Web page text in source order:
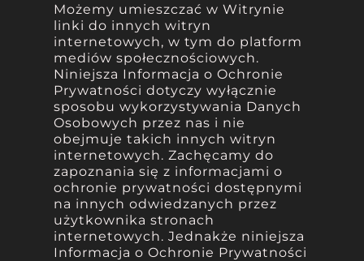
Możemy umieszczać w Witrynie
linki do innych witryn
internetowych, w tym do platform
mediów społecznościowych.
Niniejsza Informacja o Ochronie
Prywatności dotyczy wyłącznie
sposobu wykorzystywania Danych
Osobowych przez nas i nie
obejmuje takich innych witryn
internetowych. Zachęcamy do
zapoznania się z informacjami o
ochronie prywatności dostępnymi
na innych odwiedzanych przez
użytkownika stronach
internetowych. Jednakże niniejsza
Informacja o Ochronie Prywatności